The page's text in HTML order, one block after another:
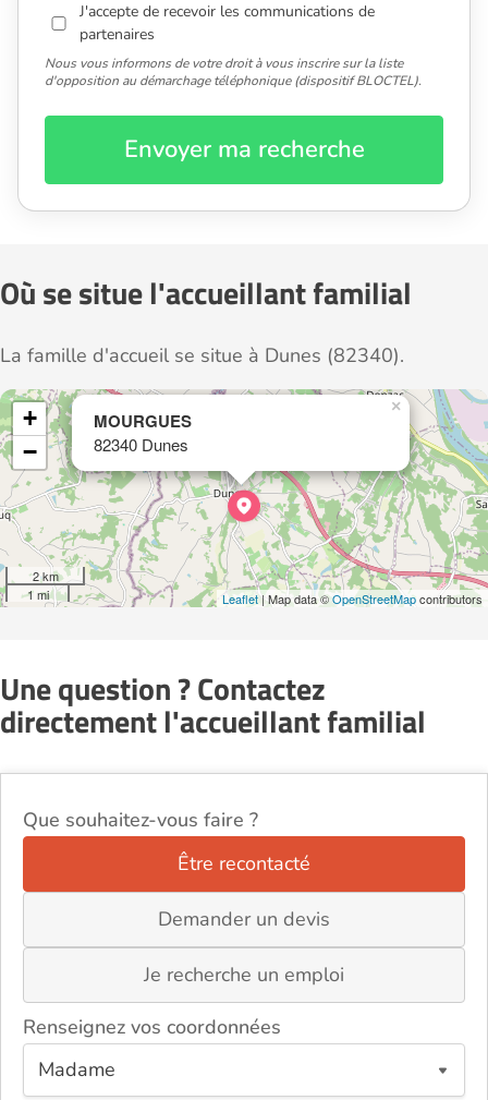
J'accepte de recevoir les communications de
partenaires
Nous vous informons de votre droit à vous inscrire sur la liste
d'opposition au démarchage téléphonique (dispositif BLOCTEL).
Envoyer ma recherche
Où se situe l'accueillant familial
La famille d'accueil se situe à Dunes (82340).
MOURGUES
82340 Dunes
×
+
−
2 km
1 mi
Leaflet| Map data ©OpenStreetMapcontributors
Une question ? Contactez
directement l'accueillant familial
Que souhaitez-vous faire ?
Être recontacté
Demander un devis
Je recherche un emploi
Renseignez vos coordonnées